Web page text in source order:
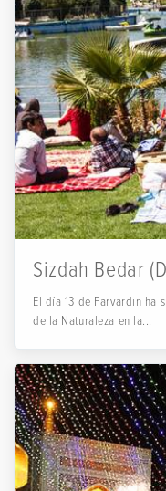
Sizdah Bedar
El día 13 de Farvardin ha
de la Naturaleza en la...